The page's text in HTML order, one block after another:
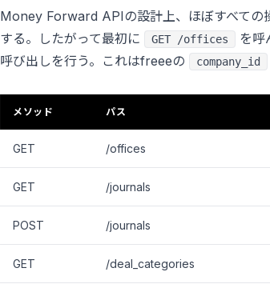
Money Forward APIの設計上、ほぼすべての
する。したがって最初に
GET /offices を呼
呼び出しを行う。これはfreeeの
company_id
メソッド パス
GET /offices
GET /journals
POST /journals
GET /deal_categories